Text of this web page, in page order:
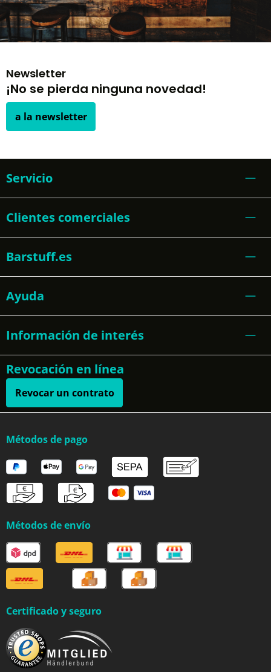
Newsletter
¡No se pierda ninguna novedad!
a la newsletter
Servicio
Clientes comerciales
Barstuff.es
Ayuda
Información de interés
Revocación en línea
Revocar un contrato
Métodos de pago
Métodos de envío
Certificado y seguro